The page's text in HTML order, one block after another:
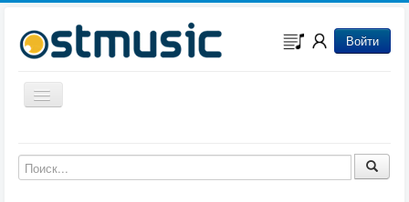
Войти
Включить/выключить навигацию
Музыка из мультфильмов
Музыка из сериалов